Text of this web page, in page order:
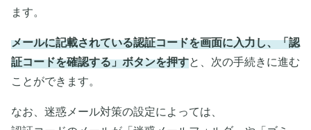
ます。
メールに記載されている認証コードを画面に入力し、「認
証コードを確認する」ボタンを押すと、次の手続きに進む
ことができます。
なお、迷惑メール対策の設定によっては、